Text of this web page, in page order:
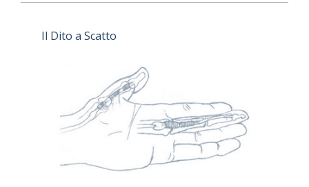
Il Dito a Scatto